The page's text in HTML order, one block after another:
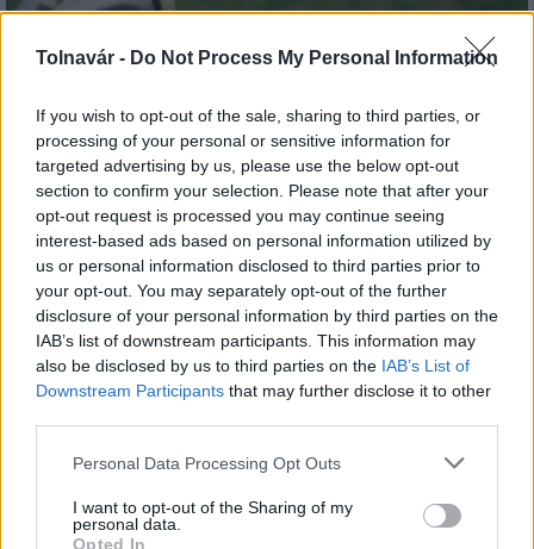
Tolnavár - Do Not Process My Personal Information
If you wish to opt-out of the sale, sharing to third parties, or
processing of your personal or sensitive information for
targeted advertising by us, please use the below opt-out
section to confirm your selection. Please note that after your
opt-out request is processed you may continue seeing
interest-based ads based on personal information utilized by
us or personal information disclosed to third parties prior to
your opt-out. You may separately opt-out of the further
disclosure of your personal information by third parties on the
IAB’s list of downstream participants. This information may
also be disclosed by us to third parties on the IAB’s List of
Downstream Participants that may further disclose it to other
Please note that this website/app uses one or more Google
not limited to your visit or usage behaviour. You may click to
grant or deny consent to Google and its third-party tags to
Personal Data Processing Opt Outs
I want to opt-out of the Sharing of my
personal data.
Opted In
MAGYAR ÉPÍTŐK
Útépítés